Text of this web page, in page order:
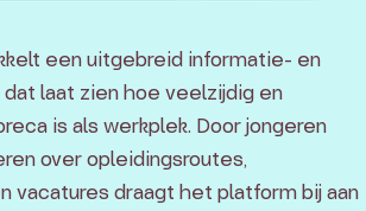
een uitgebreid informatie- en
laat zien hoe veelzijdig en
is als werkplek. Door jongeren
over opleidingsroutes,
vacatures draagt het platform bij aan